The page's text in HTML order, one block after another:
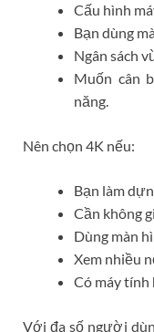
Cấu hình
Bạn dùng
Ngân sách
Muốn cân
năng.
Nên chọn 4K nếu:
Bạn làm
Cần không
Dùng màn
Xem nhiều
Có máy tính
Với đa số người